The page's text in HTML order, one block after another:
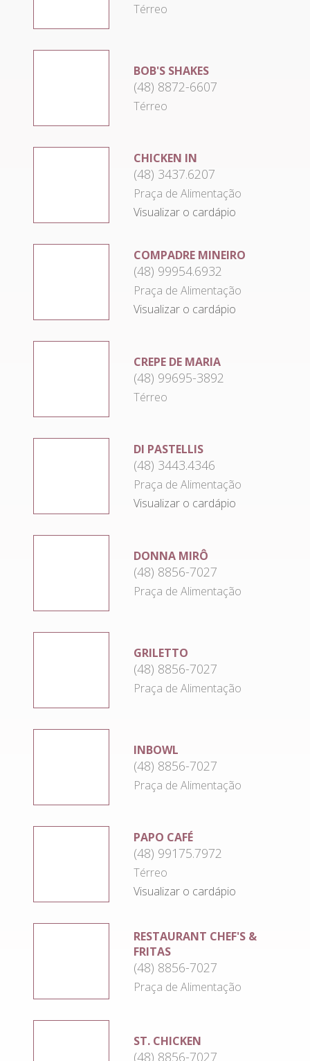
Térreo
BOB'S SHAKES
(48) 8872-6607
Térreo
CHICKEN IN
(48) 3437.6207
Praça de Alimentação
Visualizar o cardápio
COMPADRE MINEIRO
(48) 99954.6932
Praça de Alimentação
Visualizar o cardápio
CREPE DE MARIA
(48) 99695-3892
Térreo
DI PASTELLIS
(48) 3443.4346
Praça de Alimentação
Visualizar o cardápio
DONNA MIRÔ
(48) 8856-7027
Praça de Alimentação
GRILETTO
(48) 8856-7027
Praça de Alimentação
INBOWL
(48) 8856-7027
Praça de Alimentação
PAPO CAFÉ
(48) 99175.7972
Térreo
Visualizar o cardápio
RESTAURANT CHEF'S &
FRITAS
(48) 8856-7027
Praça de Alimentação
ST. CHICKEN
(48) 8856-7027